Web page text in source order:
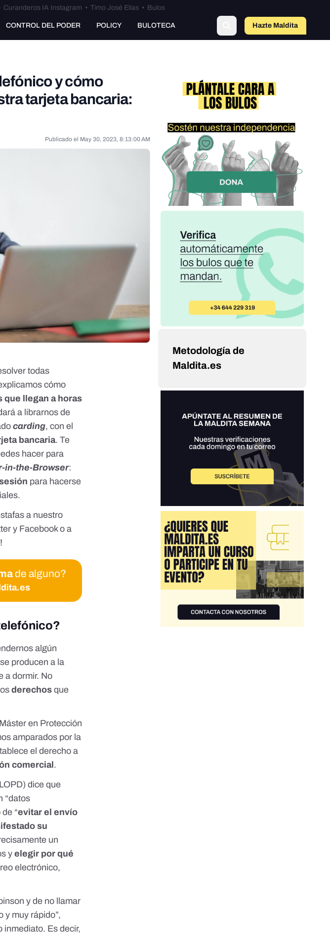
Curanderos IA Instagram • Timo José Elías• Bulos
CONTROL DEL PODER POLICY BULOTECA Hazte Maldito
y cómo
tarjeta bancaria:
Publicado el May 30, 2023, 8:13:00 AM
todas
cómo
que llegan a horas
a librarnos de
carding, con el
bancaria. Te
hacer para
in-the-Browser:
para hacerse
a nuestro
y Facebooko a
de alguno?
algún
producen a la
a dormir. No
derechosque
en Protección
amparados por la
el derecho a
comercial .
dice que
“datos
“evitar el envío
su
un
yelegir por qué
electrónico,
y de no llamar
y muy rápido”,
inmediato. Es decir,
Metodología de
Maldita.es